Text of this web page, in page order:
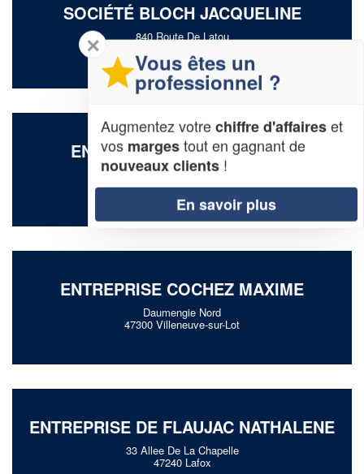
SOCIÉTÉ BLOCH JACQUELINE
840 Route De Latou
ENTREPRISE NOIRT KARINE
671 Chemin De Vignet
47480 Bajamont
ENTREPRISE COCHEZ MAXIME
Daumengie Nord
47300 Villeneuve-sur-Lot
ENTREPRISE DE FLAUJAC NATHALENE
33 Allee De La Chapelle
47240 Lafox
✕
Vous êtes un
professionnel ?
Augmentez votrechiffre d'affaireset
vos margestout en gagnant de
nouveaux clients !
En savoir plus